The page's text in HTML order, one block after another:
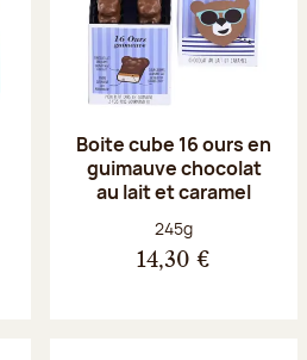
Boite cube 16 ours en
guimauve chocolat
au lait et caramel
Poids net :
245g
14,30 €